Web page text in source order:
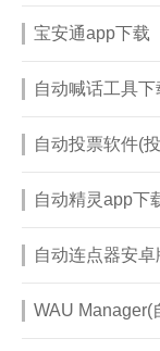
宝安通app下载
自动喊话工具下
自动投票软件(
自动精灵app下
自动连点器安